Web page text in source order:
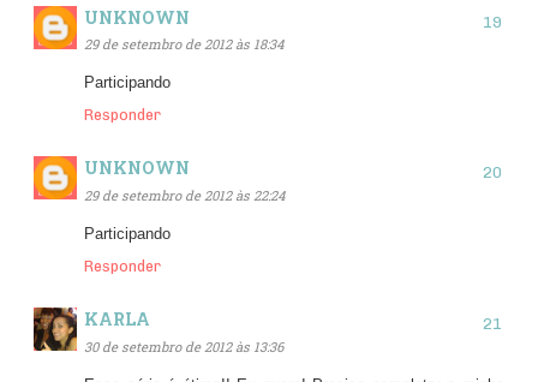
UNKNOWN
29 de setembro de 2012 às 18:34
Participando
Responder
UNKNOWN
29 de setembro de 2012 às 22:24
Participando
Responder
KARLA
30 de setembro de 2012 às 13:36